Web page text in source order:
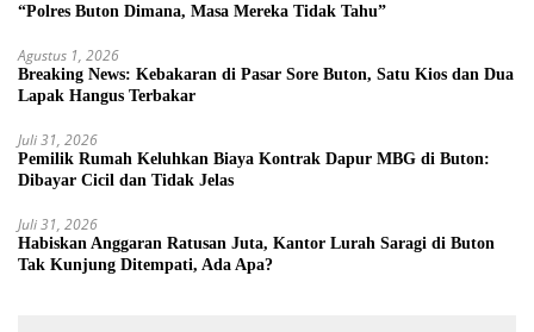
“Polres Buton Dimana, Masa Mereka Tidak Tahu”
Agustus 1, 2026
Breaking News: Kebakaran di Pasar Sore Buton, Satu Kios dan Dua
Lapak Hangus Terbakar
Juli 31, 2026
Pemilik Rumah Keluhkan Biaya Kontrak Dapur MBG di Buton:
Dibayar Cicil dan Tidak Jelas
Juli 31, 2026
Habiskan Anggaran Ratusan Juta, Kantor Lurah Saragi di Buton
Tak Kunjung Ditempati, Ada Apa?